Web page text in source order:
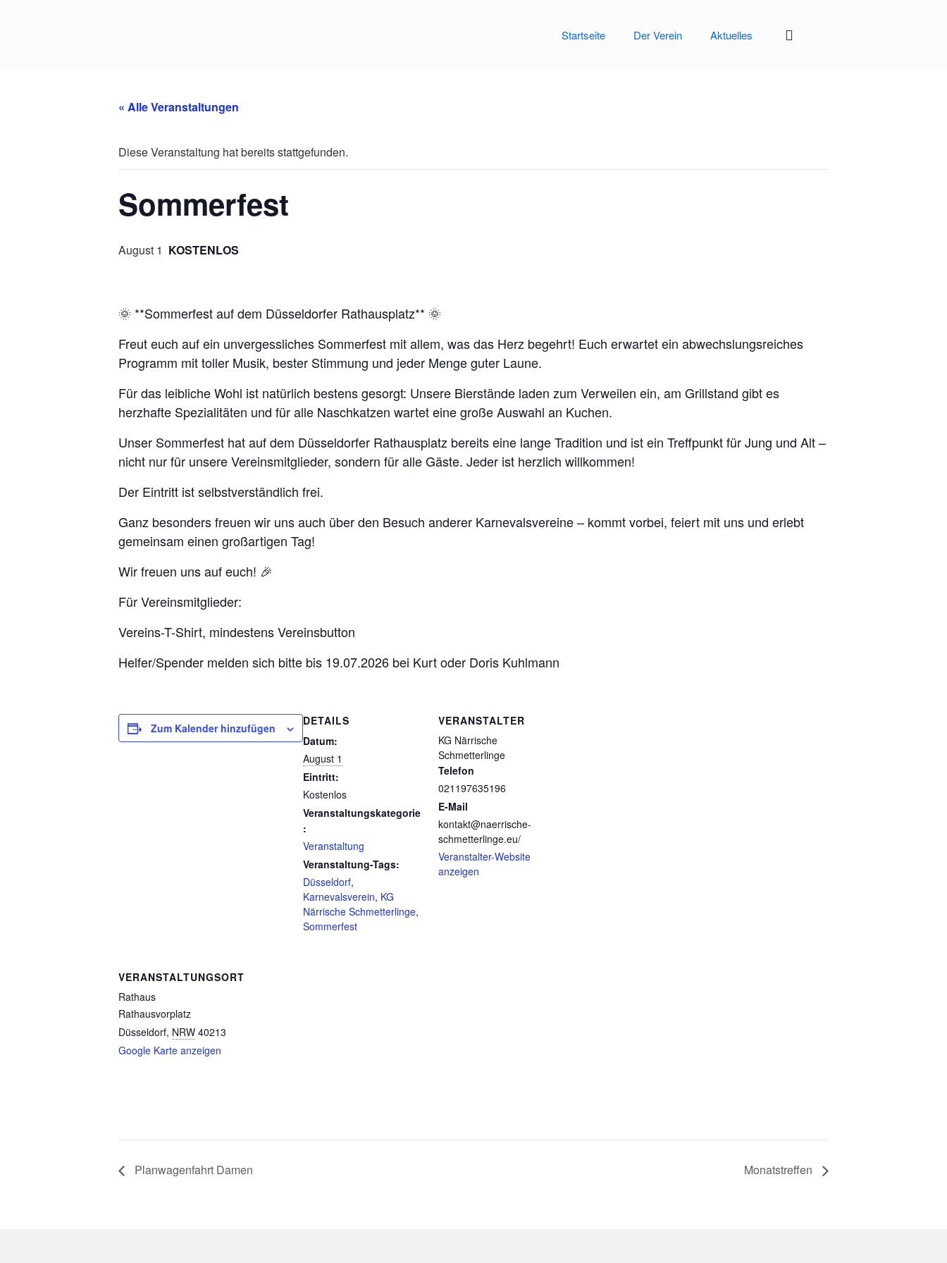
Startseite Der Verein Aktuelles
« Alle Veranstaltungen
Diese Veranstaltung hat bereits stattgefunden.
Sommerfest
August 1 KOSTENLOS
🌞 **Sommerfest auf dem Düsseldorfer Rathausplatz** 🌞
Freut euch auf ein unvergessliches Sommerfest mit allem, was das Herz begehrt! Euch erwartet ein abwechslungsreiches
Programm mit toller Musik, bester Stimmung und jeder Menge guter Laune.
Für das leibliche Wohl ist natürlich bestens gesorgt: Unsere Bierstände laden zum Verweilen ein, am Grillstand gibt es
herzhafte Spezialitäten und für alle Naschkatzen wartet eine große Auswahl an Kuchen.
Unser Sommerfest hat auf dem Düsseldorfer Rathausplatz bereits eine lange Tradition und ist ein Treffpunkt für Jung und Alt –
nicht nur für unsere Vereinsmitglieder, sondern für alle Gäste. Jeder ist herzlich willkommen!
Der Eintritt ist selbstverständlich frei.
Ganz besonders freuen wir uns auch über den Besuch anderer Karnevalsvereine – kommt vorbei, feiert mit uns und erlebt
gemeinsam einen großartigen Tag!
Wir freuen uns auf euch! 🎉
Für Vereinsmitglieder:
Vereins-T-Shirt, mindestens Vereinsbutton
Helfer/Spender melden sich bitte bis 19.07.2026 bei Kurt oder Doris Kuhlmann
Zum Kalender hinzufügen
DETAILS
Datum:
August 1
Eintritt:
Kostenlos
Veranstaltungskategorie
:
Veranstaltung
Veranstaltung-Tags:
Düsseldorf,
Karnevalsverein, KG
Närrische Schmetterlinge,
Sommerfest
VERANSTALTER
KG Närrische
Schmetterlinge
Telefon
021197635196
E-Mail
kontakt@naerrische-
schmetterlinge.eu/
Veranstalter-Website
anzeigen
VERANSTALTUNGSORT
Rathaus
Rathausvorplatz
Düsseldorf, NRW 40213
Google Karte anzeigen
Planwagenfahrt Damen Monatstreffen